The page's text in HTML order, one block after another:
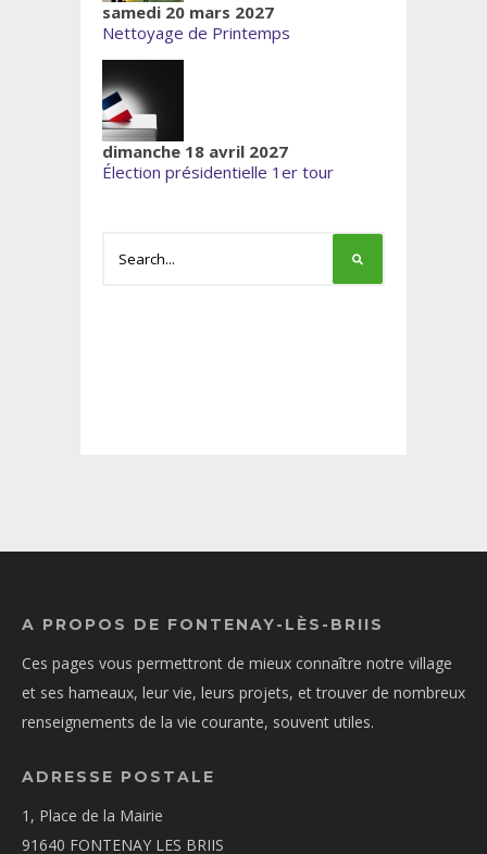
samedi 20 mars 2027
Nettoyage de Printemps
dimanche 18 avril 2027
Élection présidentielle 1er tour
A PROPOS DE FONTENAY-LÈS-BRIIS
Ces pages vous permettront de mieux connaître notre village
et ses hameaux, leur vie, leurs projets, et trouver de nombreux
renseignements de la vie courante, souvent utiles.
ADRESSE POSTALE
1, Place de la Mairie
91640 FONTENAY LES BRIIS